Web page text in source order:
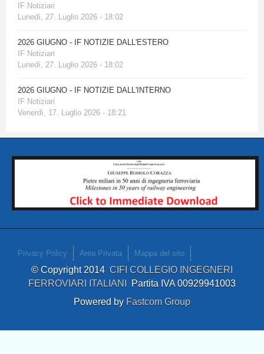
IF Notiziari
Lunedì, 27. Luglio 2026 - 18:02
2026 GIUGNO - IF NOTIZIE DALL'ESTERO
IF Notiziari
Lunedì, 27. Luglio 2026 - 18:02
2026 GIUGNO - IF NOTIZIE DALL'INTERNO
IF Notiziari
Venerdì, 17. Luglio 2026 - 18:21
Privacy Policy Area Privata Mappa del sito
© Copyright 2014 CIFI COLLEGIO INGEGNERI
FERROVIARI ITALIANI Partita IVA 00929941003
Powered by Fastcom Group